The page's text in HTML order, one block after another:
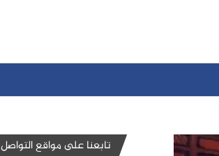
تابعنا على مواقع التواصل